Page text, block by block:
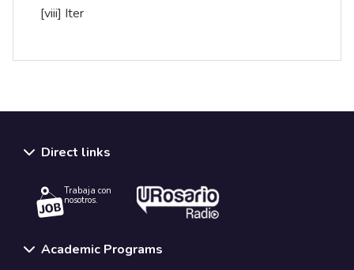
[viii] Iter
Direct links
Trabaja con
nosotros.
Academic Programs